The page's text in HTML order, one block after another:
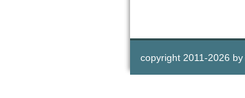
copyright 2011-2026 by